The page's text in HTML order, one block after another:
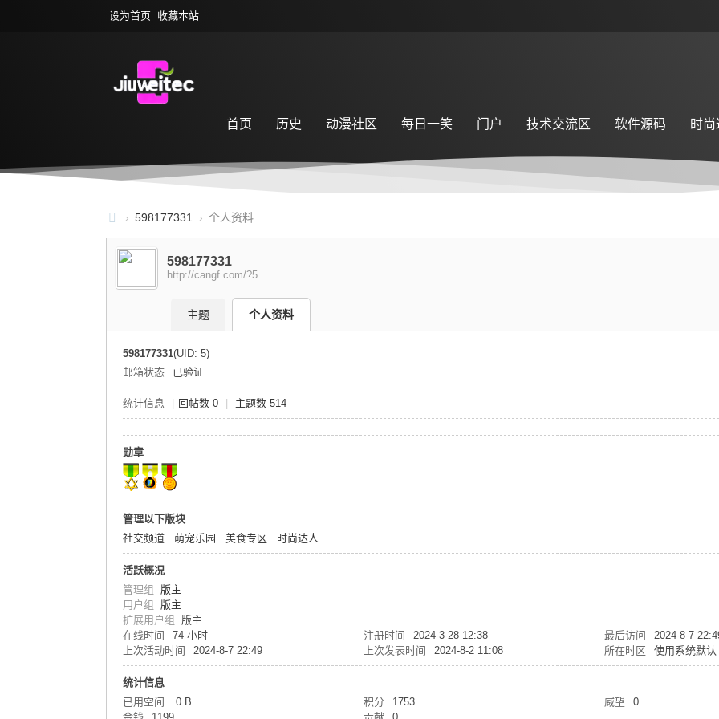
设为首页 收藏本站
首页 历史 动漫社区 每日一笑 门户 技术交流区 软件源码
时尚
九
社
› 598177331 › 个人资料
598177331
http://cangf.com/?5
主题 个人资料
598177331(UID: 5)
邮箱状态
已验证
统计信息 回帖数 0 主题数 514
勋章
管理以下版块
社交频道
萌宠乐园 美食专区 时尚达人
活跃概况
管理组 版主
用户组 版主
扩展用户组 版主
在线时间
74 小时 注册时间 2024-3-28 12:38 最后访问
2024-8-7
上次活动时间
2024-8-7 22:49 上次发表时间 2024-8-2 11:08 所在时区 使用系统默认
统计信息
已用空间
0 B 积分 1753 威望
0